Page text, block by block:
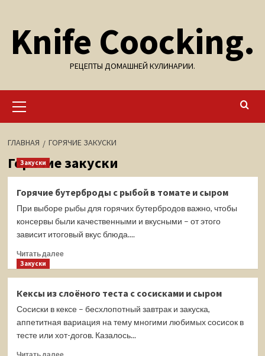
содержимому
Knife Coocking.
РЕЦЕПТЫ ДОМАШНЕЙ КУЛИНАРИИ.
меню
ГЛАВНАЯ ГОРЯЧИЕ ЗАКУСКИ
Горячие закуски
Закуски
Горячие бутерброды с рыбой в томате и сыром
При выборе рыбы для горячих бутербродов важно, чтобы
консервы были качественными и вкусными – от этого
зависит итоговый вкус блюда....
Читать далееПрочитать
бутерброды
с
рыбой
томате
и
Закуски
Кексы из слоёного теста с сосисками и сыром
Сосиски в кексе – бесхлопотный завтрак и закуска,
аппетитная вариация на тему многими любимых сосисок в
тесте или хот-догов. Казалось...
Прочитать